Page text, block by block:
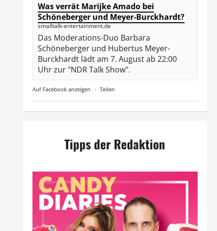
Was verrät Marijke Amado bei
Schöneberger und Meyer-Burckhardt?
smalltalk-entertainment.de
Das Moderations-Duo Barbara
Schöneberger und Hubertus Meyer-
Burckhardt lädt am 7. August ab 22:00
Uhr zur "NDR Talk Show".
Auf Facebook anzeigen · Teilen
Tipps der Redaktion